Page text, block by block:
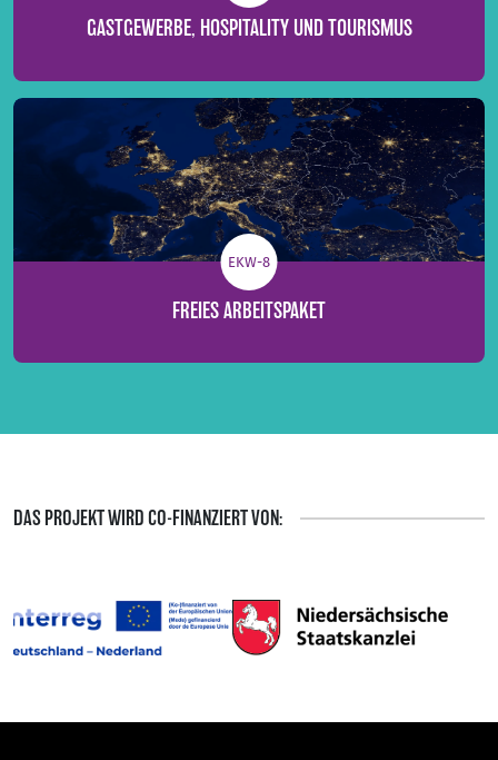
GASTGEWERBE, HOSPITALITY UND TOURISMUS
EKW-8
FREIES ARBEITSPAKET
DAS PROJEKT WIRD CO-FINANZIERT VON: